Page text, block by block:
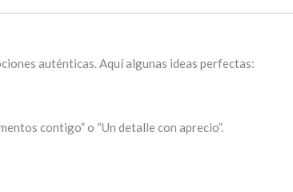
auténticas. Aquí algunas ideas perfectas:
contigo” o “Un detalle con aprecio”.